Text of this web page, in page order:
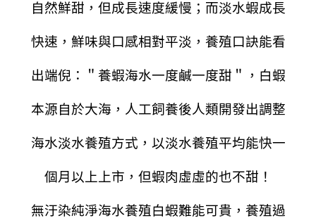
自然鮮甜，但成長速度緩慢；而淡水蝦成長
快速，鮮味與口感相對平淡，養殖口訣能看
出端倪：＂養蝦海水一度鹹一度甜＂，白蝦
本源自於大海，人工飼養後人類開發出調整
海水淡水養殖方式，以淡水養殖平均能快一
個月以上上市，但蝦肉虛虛的也不甜！
無汙染純淨海水養殖白蝦難能可貴，養殖過